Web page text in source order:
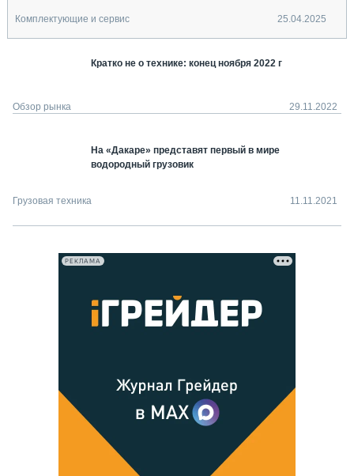
Комплектующие и сервис 25.04.2025
Кратко не о технике: конец ноября 2022 г
Обзор рынка 29.11.2022
На «Дакаре» представят первый в мире
водородный грузовик
Грузовая техника 11.11.2021
РЕКЛАМА